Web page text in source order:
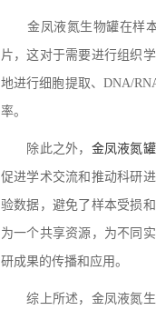
金凤液氮生物罐在样本
片，这对于需要进行组织
地进行细胞提取、DNA/
率。
除此之外， 金凤液氮罐
促进学术交流和推动科研
验数据，避免了样本受损
为一个共享资源，为不同
研成果的传播和应用。
综上所述，金凤液氮生